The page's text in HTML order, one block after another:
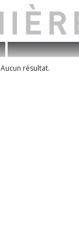
Aucun résultat.